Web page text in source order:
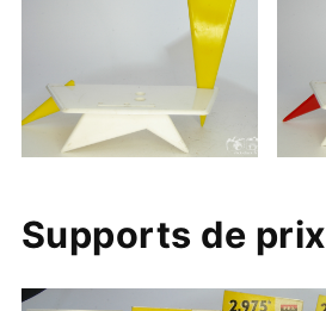
Supports de prix